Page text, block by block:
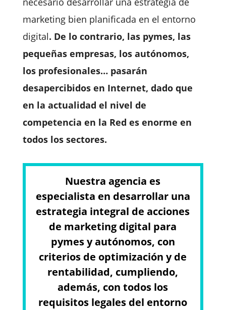
marketing bien planificada en el entorno
digital. De lo contrario, las pymes, las
pequeñas empresas, los autónomos,
los profesionales… pasarán
desapercibidos en Internet, dado que
en la actualidad el nivel de
competencia en la Red es enorme en
todos los sectores.
Nuestra agencia es
especialista en desarrollar una
estrategia integral de acciones
de marketing digital para
pymes y autónomos, con
criterios de optimización y de
rentabilidad, cumpliendo,
además, con todos los
requisitos legales del entorno